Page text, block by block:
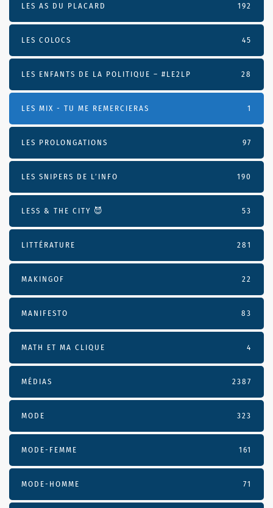
LES AS DU PLACARD 192
LES COLOCS 45
LES ENFANTS DE LA POLITIQUE – #LE2LP 28
LES MIX - TU ME REMERCIERAS 1
LES PROLONGATIONS 97
LES SNIPERS DE L’INFO 190
LESS & THE CITY 😈 53
LITTÉRATURE 281
MAKINGOF 22
MANIFESTO 83
MATH ET MA CLIQUE 4
MÉDIAS 2387
MODE 323
MODE-FEMME 161
MODE-HOMME 71